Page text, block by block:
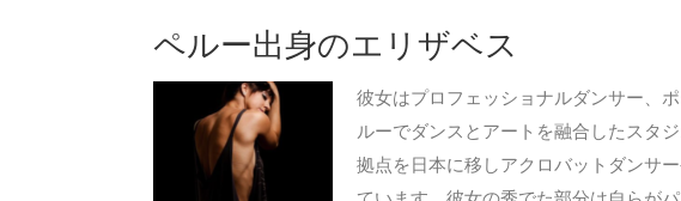
ペルー出身のエリザベス
彼女はプロフェッショナルダンサー、
ルーでダンスとアートを融合したスタ
拠点を日本に移しアクロバットダンサ